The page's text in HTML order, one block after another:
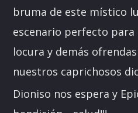
bruma de este místico
escenario perfecto para
locura y demás
nuestros caprichosos
Dioniso nos espera y